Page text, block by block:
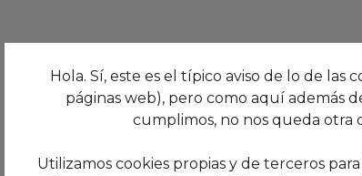
Hola. Sí, este es el típico aviso de lo de las
páginas web), pero como aquí además
cumplimos, no nos queda otra
Utilizamos cookies propias y de terceros